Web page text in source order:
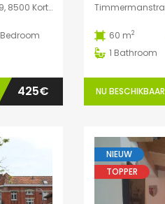
Zwevegemsestraat 49, 8500 Kortrijk, België
Bedroom
425€
60 m2
1 Bathroom
NU BESCHIKBAAR
NIEUW
TOPPER